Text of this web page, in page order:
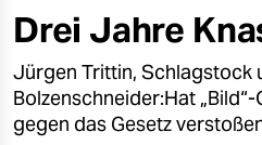
öko
gesellschaft
kultur
Drei Jahre
Jürgen Trittin, Schlagstock
Bolzenschneider:Hat
gegen das Gesetz